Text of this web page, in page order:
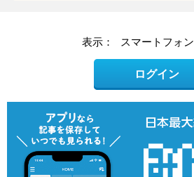
表示： スマートフォン
ログイン